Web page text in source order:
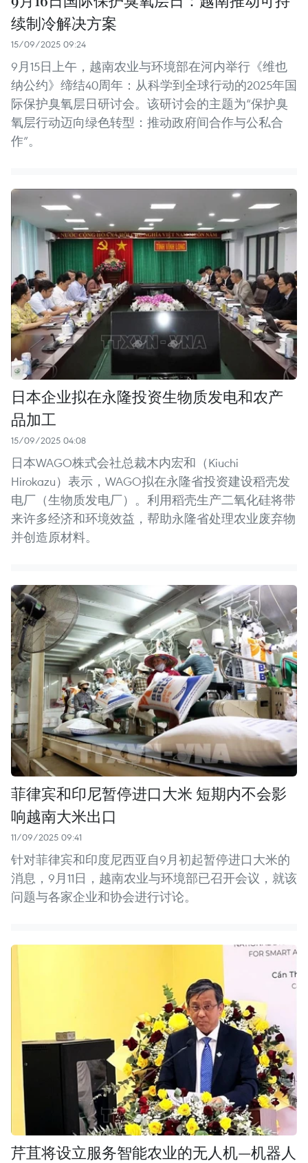
续制冷解决方案
15/09/2025 09:24
9月15日上午，越南农业与环境部在河内举行《维也
纳公约》缔结40周年：从科学到全球行动的2025年国
际保护臭氧层日研讨会。该研讨会的主题为“保护臭
氧层行动迈向绿色转型：推动政府间合作与公私合
作”。
日本企业拟在永隆投资生物质发电和农产
品加工
15/09/2025 04:08
日本WAGO株式会社总裁木内宏和（Kiuchi
Hirokazu）表示，WAGO拟在永隆省投资建设稻壳发
电厂（生物质发电厂）。利用稻壳生产二氧化硅将带
来许多经济和环境效益，帮助永隆省处理农业废弃物
并创造原材料。
菲律宾和印尼暂停进口大米 短期内不会影
响越南大米出口
11/09/2025 09:41
针对菲律宾和印度尼西亚自9月初起暂停进口大米的
消息，9月11日，越南农业与环境部已召开会议，就该
问题与各家企业和协会进行讨论。
芹苴将设立服务智能农业的无人机—机器人